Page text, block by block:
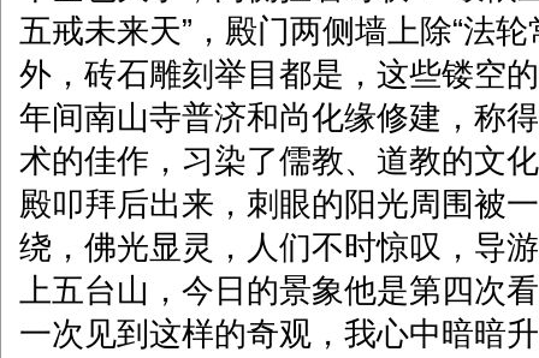
五戒未来天”，殿门两侧墙上除“法轮
外，砖石雕刻举目都是，这些镂空
年间南山寺普济和尚化缘修建，称
术的佳作，习染了儒教、道教的文
殿叩拜后出来，刺眼的阳光周围被
绕，佛光显灵，人们不时惊叹，导
上五台山，今日的景象他是第四次
一次见到这样的奇观，我心中暗暗